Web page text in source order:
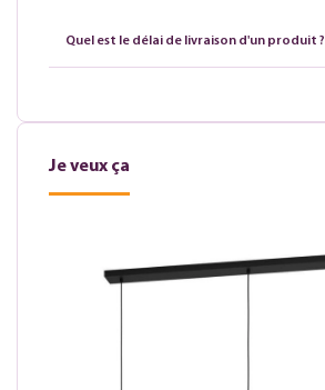
Quel est le délai de livraison d'un produit ?
Je veux ça